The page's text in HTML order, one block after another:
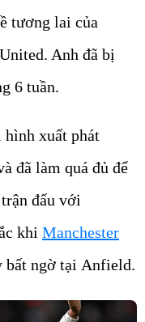
tương lai của
Anh đã bị
6 tuần.
xuất phát
đã làm quá đủ để
đấu với
khi Manchester
bất ngờ tại Anfield.